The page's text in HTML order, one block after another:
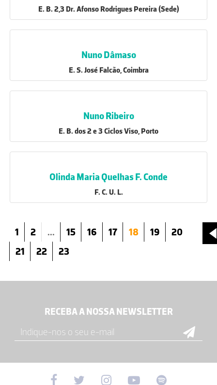
E. B. 2,3 Dr. Afonso Rodrigues Pereira (Sede)
Nuno Dâmaso
E. S. José Falcão, Coimbra
Nuno Ribeiro
E. B. dos 2 e 3 Ciclos Viso, Porto
Olinda Maria Quelhas F. Conde
F. C. U. L.
1 2 ... 15 16 17 18 19
20
21
22 23
RECEBA A NOSSA NEWSLETTER